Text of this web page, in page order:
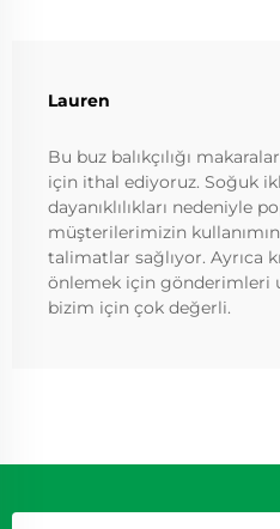
Lauren
Bu buz balıkçılığı
için ithal ediyoruz. Soğuk
dayanıklılıkları nedeniyle
müşterilerimizin
talimatlar sağlıyor. Ayrıca
önlemek için gönderimleri
bizim için çok değerli.